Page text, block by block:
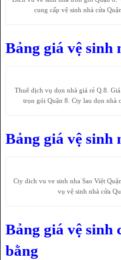
cung cấp vệ sinh nhà cửa
Bảng giá vệ sinh
Thuê dịch vụ dọn nhà giá rẻ Q.8.
trọn gói Quận 8. Cty lau dọn nhà
Bảng giá vệ sinh
Cty dich vu ve sinh nha Sao Việt
vụ vệ sinh nhà cửa
Bảng giá vệ sinh
bằng